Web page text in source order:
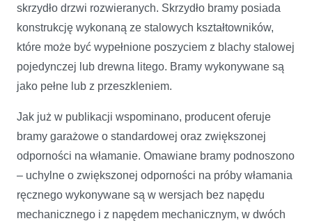
skrzydło drzwi rozwieranych. Skrzydło bramy posiada
konstrukcję wykonaną ze stalowych kształtowników,
które może być wypełnione poszyciem z blachy stalowej
pojedynczej lub drewna litego. Bramy wykonywane są
jako pełne lub z przeszkleniem.
Jak już w publikacji wspominano, producent oferuje
bramy garażowe o standardowej oraz zwiększonej
odporności na włamanie. Omawiane bramy podnoszono
– uchylne o zwiększonej odporności na próby włamania
ręcznego wykonywane są w wersjach bez napędu
mechanicznego i z napędem mechanicznym, w dwóch